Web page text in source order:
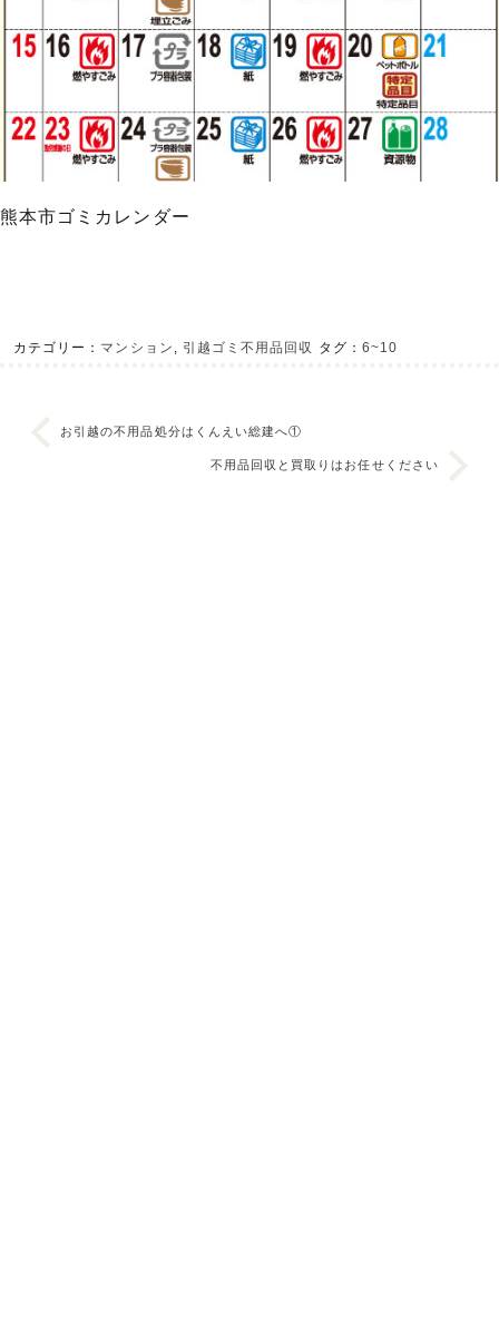
熊本市ゴミカレンダー
カテゴリー： マンション , 引越ゴミ不用品回収 タグ： 6~10
お引越の不用品処分はくんえい総建へ①
不用品回収と買取りはお任せください